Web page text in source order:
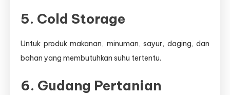
5. Cold Storage
Untuk produk makanan, minuman, sayur, daging, dan
bahan yang membutuhkan suhu tertentu.
6. Gudang Pertanian